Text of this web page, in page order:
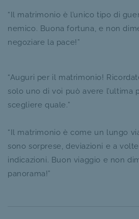
“Il matrimonio è l’unico tipo di
nemico. Buona fortuna, e non
negoziare la pace!”
“Auguri per il matrimonio!
solo uno di voi può avere l’ultima
scegliere quale.”
“Il matrimonio è come un lungo
sono sorprese, deviazioni e a
indicazioni. Buon viaggio e non
panorama!”